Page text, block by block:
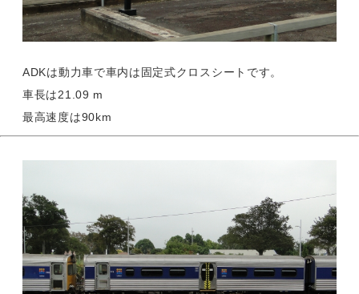
ADKは動力車で車内は固定式クロスシートです。
車長は21.09 m
最高速度は90km